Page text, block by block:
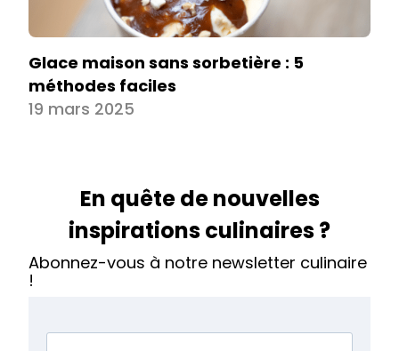
Glace maison sans sorbetière : 5
méthodes faciles
19 mars 2025
En quête de nouvelles
inspirations culinaires ?
Abonnez-vous à notre newsletter culinaire
!